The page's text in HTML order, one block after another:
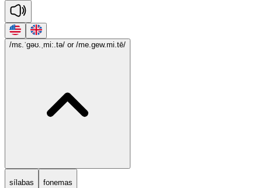
/mɛ.ˈgəʊ.ˌmi:.tə/ or /me.gew.mi.tē/
sílabas fonemas